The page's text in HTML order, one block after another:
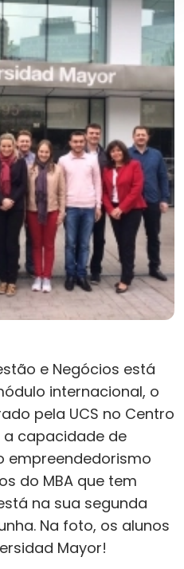
e Negócios está
internacional, o
pela UCS no Centro
a capacidade de
empreendedorismo
do MBA que tem
na sua segunda
Na foto, os alunos
Mayor!